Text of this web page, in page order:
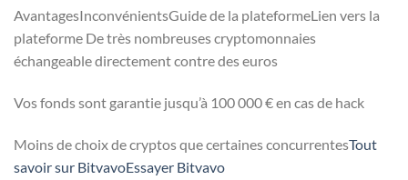
AvantagesInconvénientsGuide de la plateformeLien vers la
plateforme De très nombreuses cryptomonnaies
échangeable directement contre des euros
Vos fonds sont garantie jusqu’à 100 000 € en cas de hack
Moins de choix de cryptos que certaines concurrentesTout
savoir sur BitvavoEssayer Bitvavo